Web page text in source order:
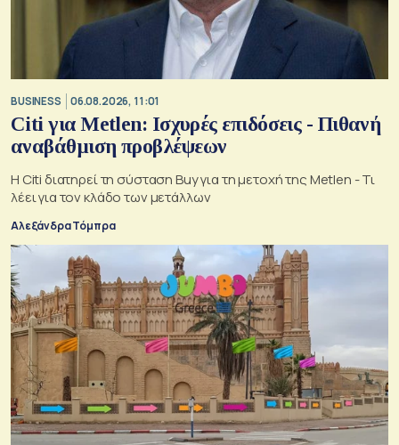
BUSINESS 06.08.2026, 11:01
Citi για Metlen: Ισχυρές επιδόσεις - Πιθανή
αναβάθμιση προβλέψεων
Η Citi διατηρεί τη σύσταση Buy για τη μετοχή της Metlen - Τι
λέει για τον κλάδο των μετάλλων
Αλεξάνδρα Τόμπρα